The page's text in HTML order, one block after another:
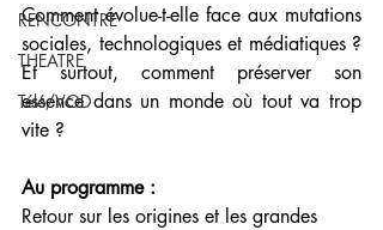
RENCONTRE
THEATRE
Télé/VOD
Comment évolue-t-elle face aux mutations
sociales, technologiques et médiatiques ?
Et surtout, comment préserver son
essence dans un monde où tout va trop
vite ?
Au programme :
Retour sur les origines et les grandes